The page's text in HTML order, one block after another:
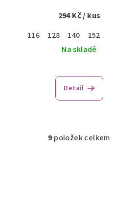
294 Kč/ kus
116
128 140
152
Na skladě
Detail
O
9položek celkem